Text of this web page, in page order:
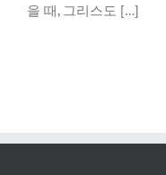
을 때, 그리스도 […]